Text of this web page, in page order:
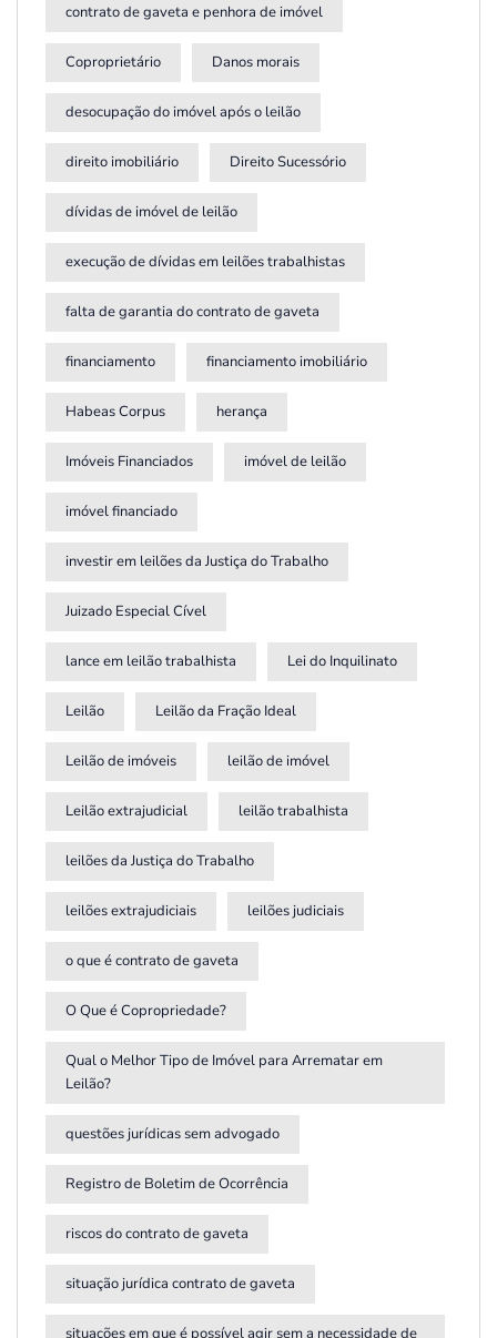
contrato de gaveta e penhora de imóvel
Coproprietário Danos morais
desocupação do imóvel após o leilão
direito imobiliário Direito Sucessório
dívidas de imóvel de leilão
execução de dívidas em leilões trabalhistas
falta de garantia do contrato de gaveta
financiamento financiamento imobiliário
Habeas Corpus herança
Imóveis Financiados imóvel de leilão
imóvel financiado
investir em leilões da Justiça do Trabalho
Juizado Especial Cível
lance em leilão trabalhista Lei do Inquilinato
Leilão Leilão da Fração Ideal
Leilão de imóveis leilão de imóvel
Leilão extrajudicial leilão trabalhista
leilões da Justiça do Trabalho
leilões extrajudiciais leilões judiciais
o que é contrato de gaveta
O Que é Copropriedade?
Qual o Melhor Tipo de Imóvel para Arrematar em
Leilão?
questões jurídicas sem advogado
Registro de Boletim de Ocorrência
riscos do contrato de gaveta
situação jurídica contrato de gaveta
situações em que é possível agir sem a necessidade de